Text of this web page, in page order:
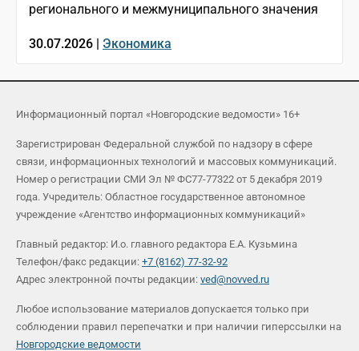
регионального и межмуниципального значения
30.07.2026 | Экономика
Информационный портал «Новгородские ведомости» 16+
Зарегистрирован Федеральной службой по надзору в сфере
связи, информационных технологий и массовых коммуникаций.
Номер о регистрации СМИ Эл № ФС77-77322 от 5 декабря 2019
года. Учредитель: Областное государственное автономное
учреждение «Агентство информационных коммуникаций»
Главный редактор: И.о. главного редактора Е.А. Кузьмина
Телефон/факс редакции: +7 (8162) 77-32-92
Адрес электронной почты редакции: ved@novved.ru
Любое использование материалов допускается только при
соблюдении правил перепечатки и при наличии гиперссылки на
Новгородские ведомости